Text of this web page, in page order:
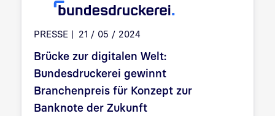
PRESSE 21 / 05 / 2024
Brücke zur digitalen Welt:
Bundesdruckerei gewinnt
Branchenpreis für Konzept zur
Banknote der Zukunft